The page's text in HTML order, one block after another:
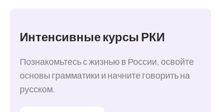
Интенсивные курсы РКИ
Познакомьтесь с жизнью в России, освойте
основы грамматики и начните говорить на
русском.